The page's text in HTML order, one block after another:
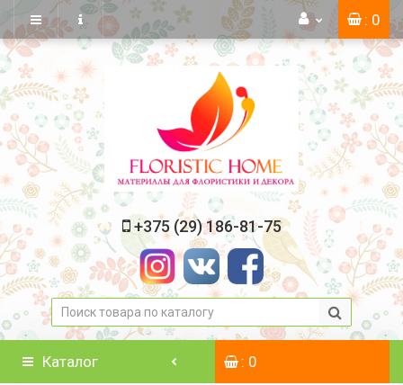
: 0
+375 (29) 186-81-75
Каталог : 0